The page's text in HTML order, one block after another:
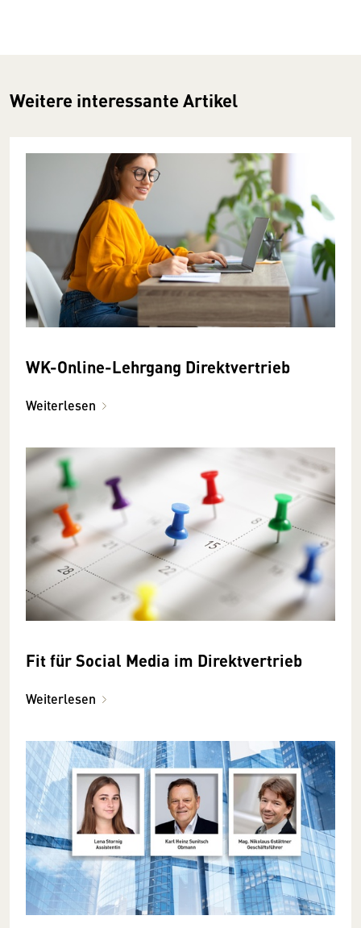
Weitere interessante Artikel
WK-Online-Lehrgang Direktvertrieb
Weiterlesen
Fit für Social Media im Direktvertrieb
Weiterlesen